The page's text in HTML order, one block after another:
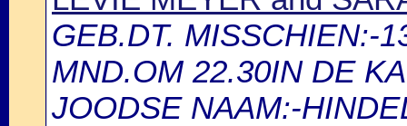
GEB.DT. MISSCHIEN:-
MND.OM 22.30IN DE
JOODSE NAAM:-